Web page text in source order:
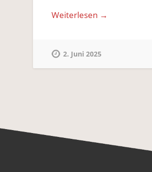
Weiterlesen →
2. Juni 2025